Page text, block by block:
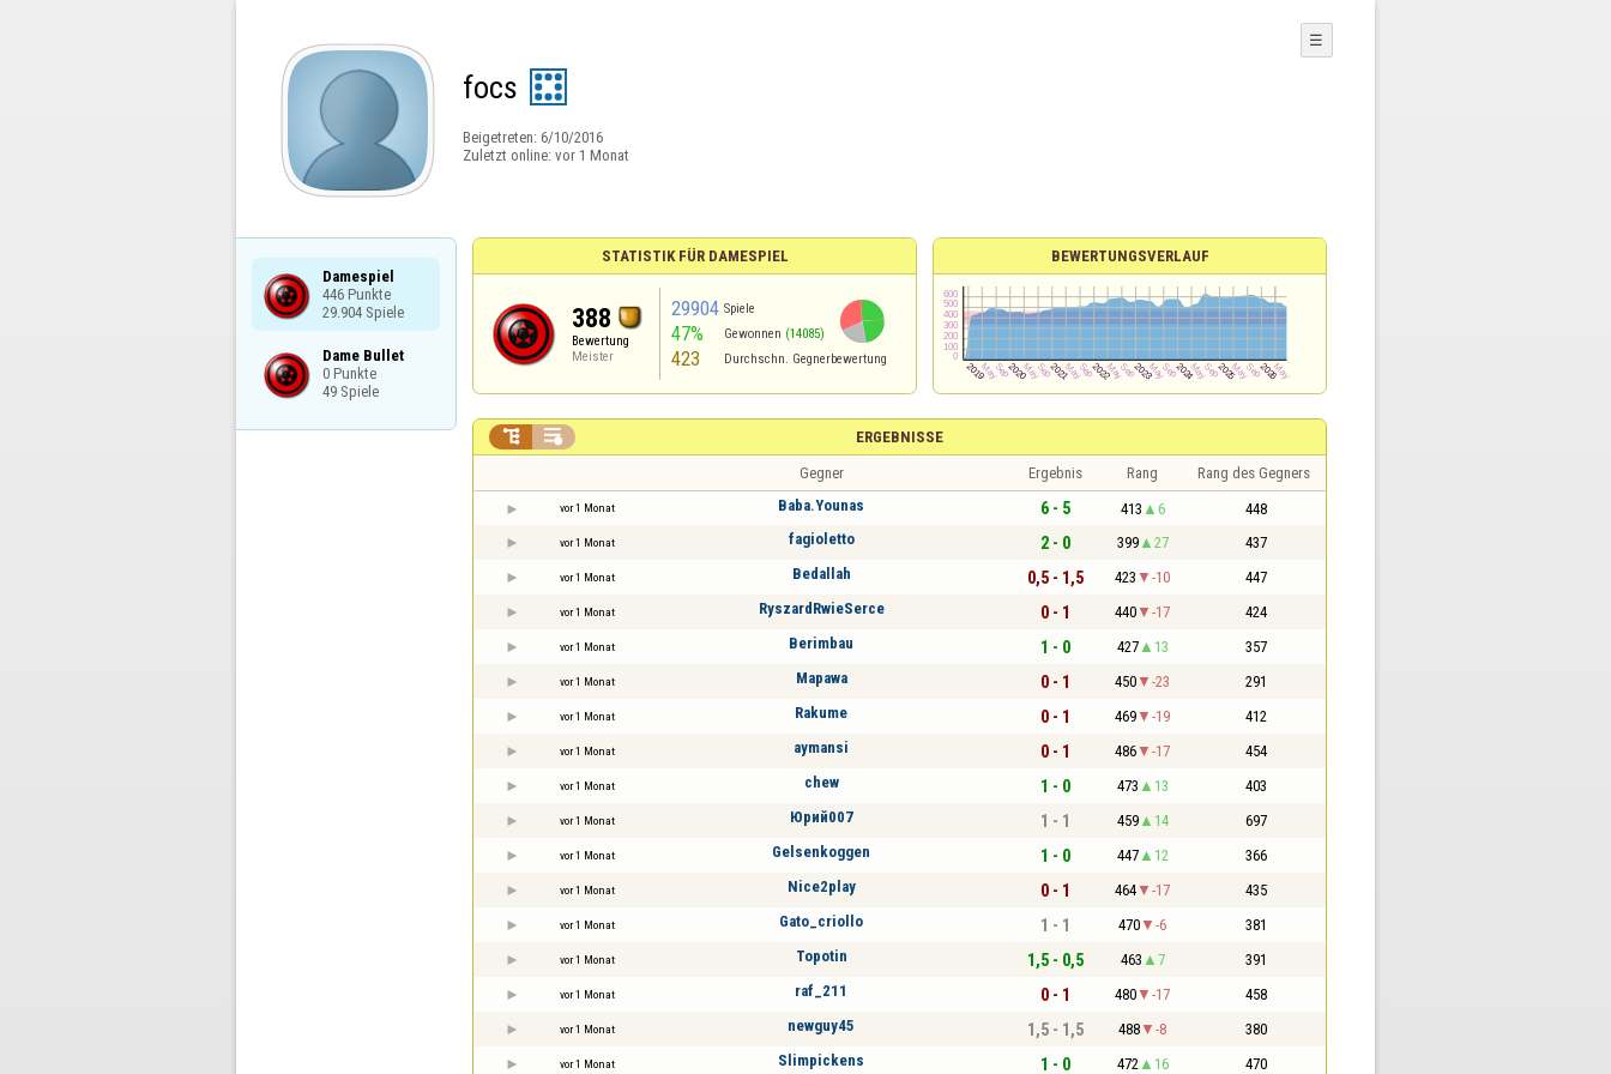
focs
Beigetreten: 6/10/2016
Zuletzt online: vor 1 Monat
☰
Damespiel
446 Punkte
29.904 Spiele
Dame Bullet
0 Punkte
49 Spiele
STATISTIK FÜR DAMESPIEL
388
Bewertung
Meister
29904 Spiele
47% Gewonnen (14085)
423 Durchschn. Gegnerbewertung
BEWERTUNGSVERLAUF
ERGEBNISSE
 
Gegner Ergebnis Rang Rang des Gegners
vor 1 Monat Baba.Younas 6 - 5 413 6 448
vor 1 Monat fagioletto 2 - 0 399 27 437
vor 1 Monat Bedallah 0,5 - 1,5 423 -10 447
vor 1 Monat RyszardRwieSerce 0 - 1 440 -17 424
vor 1 Monat Berimbau 1 - 0 427 13 357
vor 1 Monat Mapawa 0 - 1 450 -23 291
vor 1 Monat Rakume 0 - 1 469 -19 412
vor 1 Monat aymansi 0 - 1 486 -17 454
vor 1 Monat chew 1 - 0 473 13 403
vor 1 Monat Юрий007 1 - 1 459 14 697
vor 1 Monat Gelsenkoggen 1 - 0 447 12 366
vor 1 Monat Nice2play 0 - 1 464 -17 435
vor 1 Monat Gato_criollo 1 - 1 470 -6 381
vor 1 Monat Topotin 1,5 - 0,5 463 7 391
vor 1 Monat raf_211 0 - 1 480 -17 458
vor 1 Monat newguy45 1,5 - 1,5 488 -8 380
vor 1 Monat Slimpickens 1 - 0 472 16 470